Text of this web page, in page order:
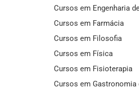
Cursos em Engenharia
Cursos em Farmácia
Cursos em Filosofia
Cursos em Física
Cursos em Fisioterapia
Cursos em Gastronomia